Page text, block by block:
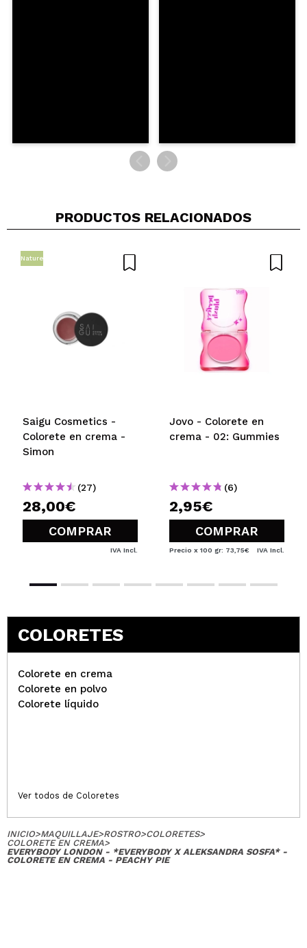
PRODUCTOS RELACIONADOS
Nature
Saigu Cosmetics -
Colorete en crema -
Simon
(27)
28,00€
COMPRAR
IVA Incl.
Jovo - Colorete en
crema - 02: Gummies
(6)
2,95€
COMPRAR
Precio x 100 gr: 73,75€ IVA Incl.
COLORETES
Colorete en crema
Colorete en polvo
Colorete líquido
Ver todos de Coloretes
INICIO>MAQUILLAJE>ROSTRO>COLORETES>
COLORETE EN CREMA>
EVERYBODY LONDON - *EVERYBODY X ALEKSANDRA SOSFA* -
COLORETE EN CREMA - PEACHY PIE